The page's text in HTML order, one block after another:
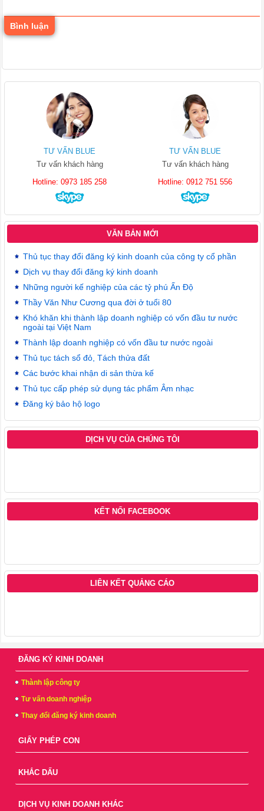
Bình luận
TƯ VẤN BLUE
Tư vấn khách hàng
Hotline: 0973 185 258
TƯ VẤN BLUE
Tư vấn khách hàng
Hotline: 0912 751 556
VĂN BẢN MỚI
Thủ tục thay đổi đăng ký kinh doanh của công ty cổ phần
Dịch vụ thay đổi đăng ký kinh doanh
Những người kế nghiệp của các tỷ phú Ấn Độ
Thầy Văn Như Cương qua đời ở tuổi 80
Khó khăn khi thành lập doanh nghiệp có vốn đầu tư nước
ngoài tại Việt Nam
Thành lập doanh nghiệp có vốn đầu tư nước ngoài
Thủ tục tách sổ đỏ, Tách thửa đất
Các bước khai nhận di sản thừa kế
Thủ tục cấp phép sử dụng tác phẩm Âm nhạc
Đăng ký bảo hộ logo
DỊCH VỤ CỦA CHÚNG TÔI
KẾT NỐI FACEBOOK
LIÊN KẾT QUẢNG CÁO
ĐĂNG KÝ KINH DOANH
Thành lập công ty
Tư vấn doanh nghiệp
Thay đổi đăng ký kinh doanh
GIẤY PHÉP CON
KHẮC DẤU
DỊCH VỤ KINH DOANH KHÁC